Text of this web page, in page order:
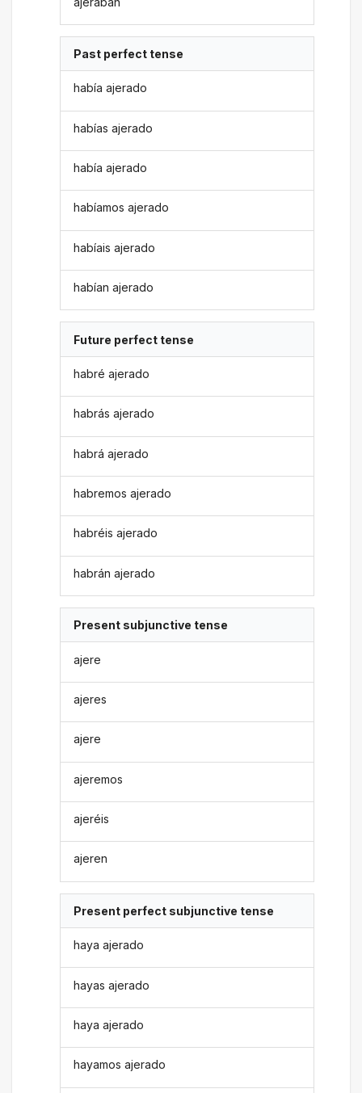
Past perfect tense
había ajerado
habías ajerado
había ajerado
habíamos ajerado
habíais ajerado
habían ajerado
Future perfect tense
habré ajerado
habrás ajerado
habrá ajerado
habremos ajerado
habréis ajerado
habrán ajerado
Present subjunctive tense
ajere
ajeres
ajere
ajeremos
ajeréis
ajeren
Present perfect subjunctive tense
haya ajerado
hayas ajerado
haya ajerado
hayamos ajerado